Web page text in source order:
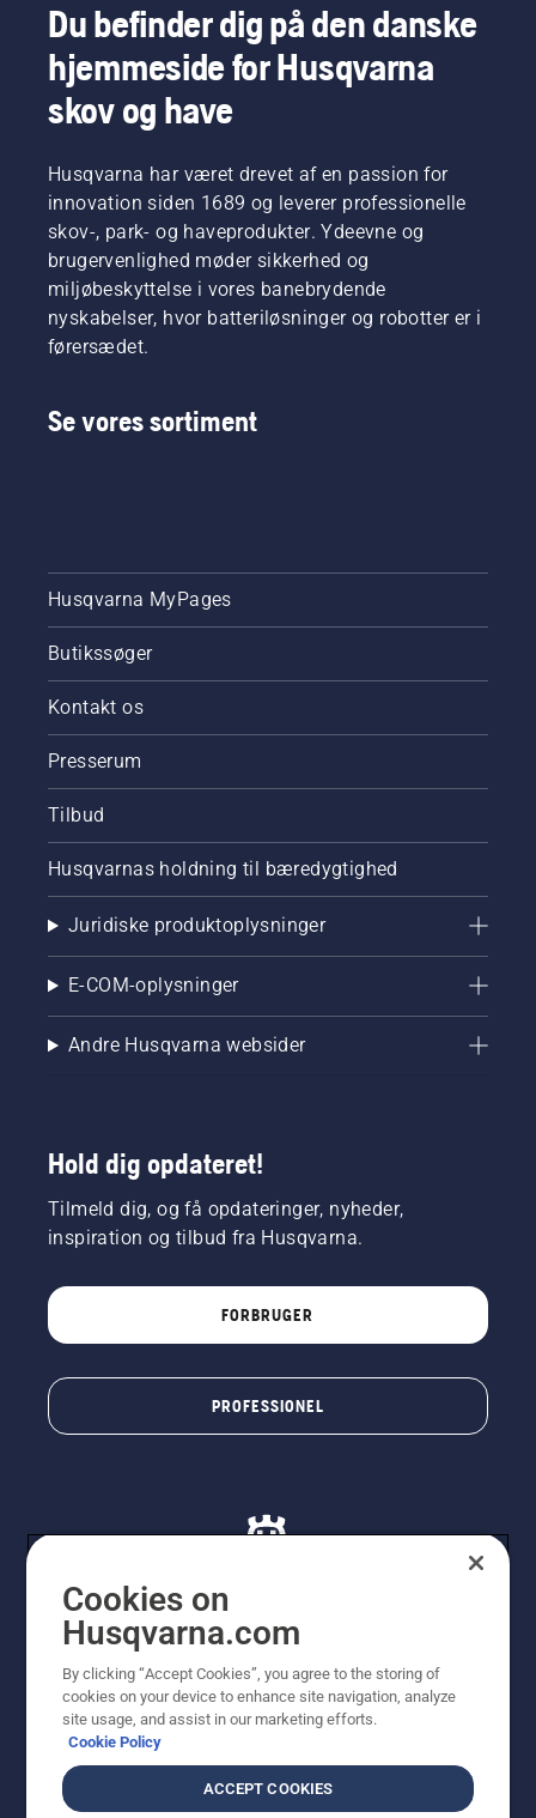
Du befinder dig på den danske
hjemmeside for Husqvarna
skov og have
Husqvarna har været drevet af en passion for
innovation siden 1689 og leverer professionelle
skov-, park- og haveprodukter. Ydeevne og
brugervenlighed møder sikkerhed og
miljøbeskyttelse i vores banebrydende
nyskabelser, hvor batteriløsninger og robotter er i
førersædet.
Se vores sortiment
Husqvarna MyPages
Butikssøger
Kontakt os
Presserum
Tilbud
Husqvarnas holdning til bæredygtighed
Juridiske produktoplysninger
E-COM-oplysninger
Andre Husqvarna websider
Hold dig opdateret!
Tilmeld dig, og få opdateringer, nyheder,
inspiration og tilbud fra Husqvarna.
FORBRUGER
PROFESSIONEL
viste priser er vejledende udsalgspriser. Der tages
forbehold for stave- og trykfejl samt prisændringer. Vi
stræber efter at have så nøjagtige oplysningerne på
dette websted som muligt. Alle anførte priser er
vejledende udsalgspriser (inkl. moms), medmindre
Cookies on
Husqvarna.com
By clicking “Accept Cookies”, you agree to the storing of
cookies on your device to enhance site navigation, analyze
site usage, and assist in our marketing efforts.
Cookie Policy
ACCEPT COOKIES